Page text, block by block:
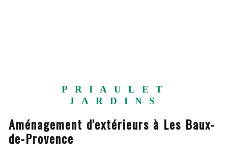
PRIAULET
JARDINS
Aménagement d'extérieurs à Les Baux-
de-Provence